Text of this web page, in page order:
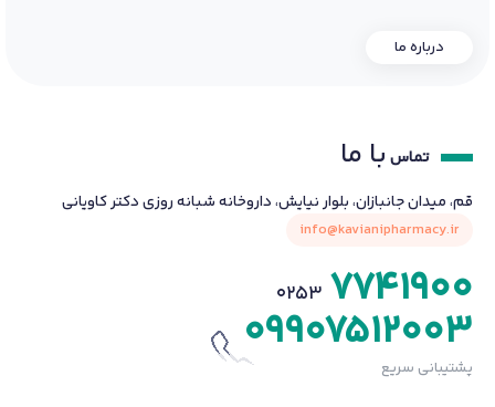
درباره ما
تماس با ما
قم، میدان جانبازان، بلوار نیایش، داروخانه شبانه روزی دکتر کاویانی
info@kavianipharmacy.ir
0253 7741900
09907512003
پشتیبانی سریع